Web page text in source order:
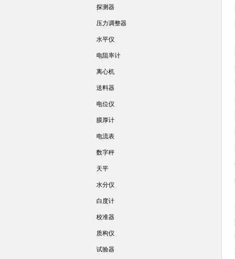
探测器
压力调整器
水平仪
电阻率计
离心机
送料器
电位仪
膜厚计
电流表
数字秤
天平
水分仪
白度计
校准器
质构仪
试验器